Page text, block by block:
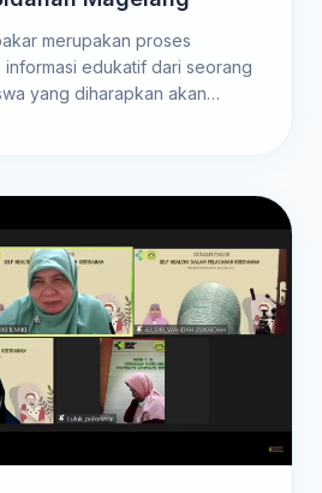
merupakan proses
edukatif dari seorang
yang diharapkan akan